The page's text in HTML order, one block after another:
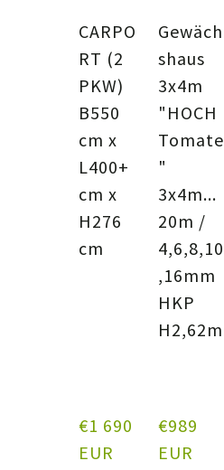
CARPO
RT (2
PKW)
B550
cm x
L400+
cm x
H276
cm
€1 690
EUR
Gewäch
shaus
3x4m
"HOCH
Tomate
"
3x4m...
20m /
4,6,8,10
,16mm
HKP
H2,62m
€989
EUR